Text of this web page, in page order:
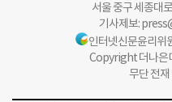
서울 중구 세종대
기사제보:
인터넷신문윤리위
Copyright 더나은
무단 전재